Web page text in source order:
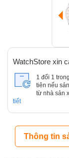
WatchStore xin
1 đổi 1
tiên nếu
từ nhà sản
tiết
Thông tin